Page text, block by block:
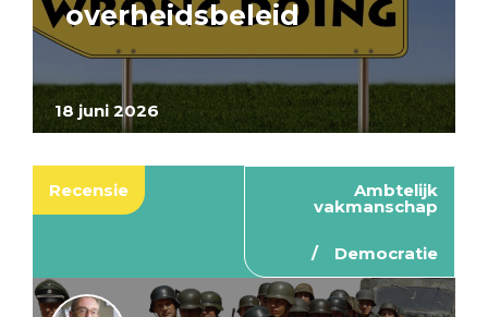
18 juni 2026
overheidsbeleid
Recensie Ambtelijk
vakmanschap
Democratie